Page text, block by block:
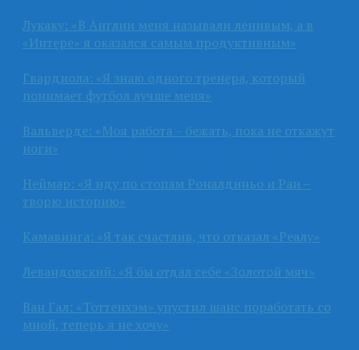
Лукаку: «В Англии меня называли ленивым, а в
«Интере» я оказался самым продуктивным»
Гвардиола: «Я знаю одного тренера, который
понимает футбол лучше меня»
Вальверде: «Моя работа – бежать, пока не откажут
ноги»
Неймар: «Я иду по стопам Роналдиньо и Раи –
творю историю»
Камавинга: «Я так счастлив, что отказал «Реалу»
Левандовский: «Я бы отдал себе «Золотой мяч»
Ван Гал: «Тоттенхэм» упустил шанс поработать со
мной, теперь я не хочу»